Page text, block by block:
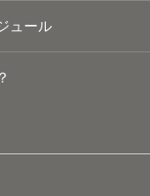
ュール